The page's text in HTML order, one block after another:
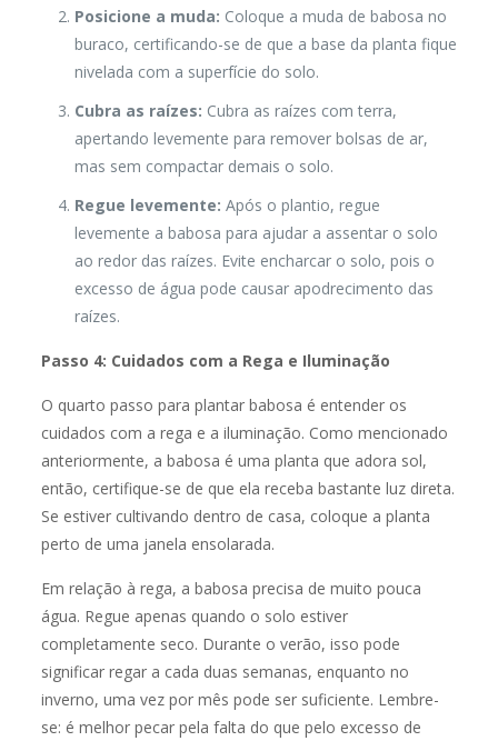
Posicione a muda: Coloque a muda de babosa no
buraco, certificando-se de que a base da planta fique
nivelada com a superfície do solo.
Cubra as raízes: Cubra as raízes com terra,
apertando levemente para remover bolsas de ar,
mas sem compactar demais o solo.
Regue levemente: Após o plantio, regue
levemente a babosa para ajudar a assentar o solo
ao redor das raízes. Evite encharcar o solo, pois o
excesso de água pode causar apodrecimento das
raízes.
Passo 4: Cuidados com a Rega e Iluminação
O quarto passo para plantar babosa é entender os
cuidados com a rega e a iluminação. Como mencionado
anteriormente, a babosa é uma planta que adora sol,
então, certifique-se de que ela receba bastante luz direta.
Se estiver cultivando dentro de casa, coloque a planta
perto de uma janela ensolarada.
Em relação à rega, a babosa precisa de muito pouca
água. Regue apenas quando o solo estiver
completamente seco. Durante o verão, isso pode
significar regar a cada duas semanas, enquanto no
inverno, uma vez por mês pode ser suficiente. Lembre-
se: é melhor pecar pela falta do que pelo excesso de